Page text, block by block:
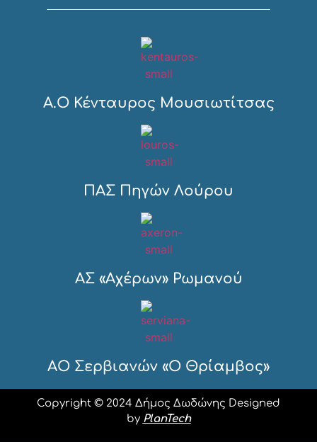
Α.Ο Κένταυρος Μουσιωτίτσας
ΠΑΣ Πηγών Λούρου
ΑΣ «Αχέρων» Ρωμανού
ΑΟ Σερβιανών «Ο Θρίαμβος»
Copyright © 2024 Δήμος Δωδώνης Designed
by PlanTech